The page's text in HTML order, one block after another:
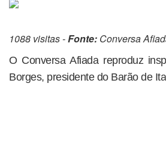
1088 visitas -Fonte: Conversa
O Conversa Afiada reproduz
Borges, presidente do Barão de